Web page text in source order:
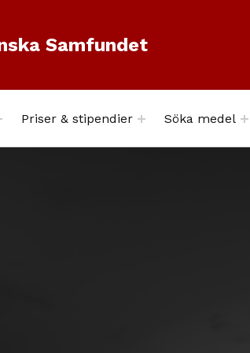
Samfundet
Priser & stipendier Söka medel